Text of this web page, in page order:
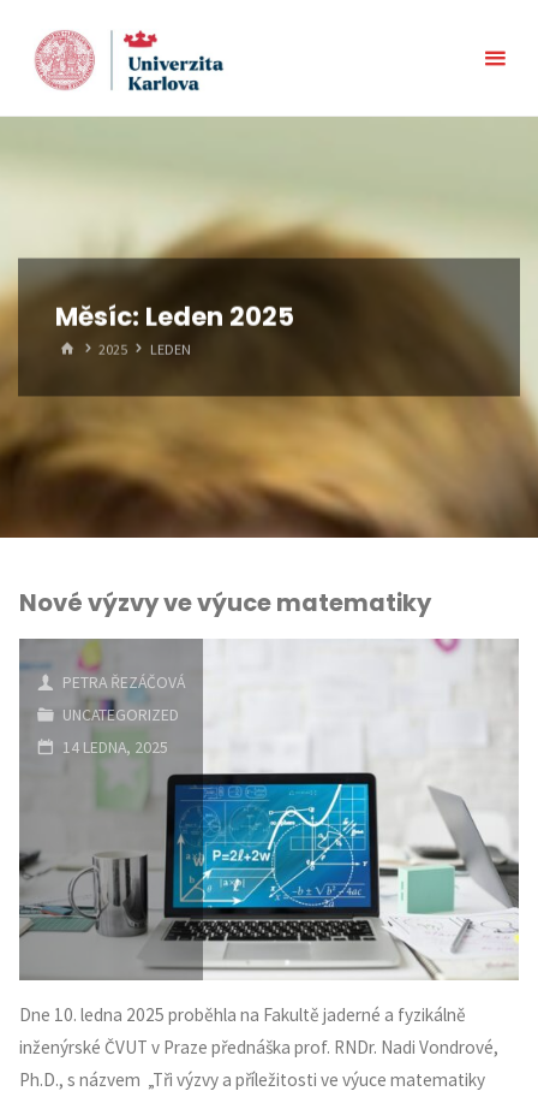
content
Měsíc: Leden 2025
HOME
2025 LEDEN
Nové výzvy ve výuce matematiky
PETRA ŘEZÁČOVÁ
UNCATEGORIZED
14 LEDNA, 2025
Dne 10. ledna 2025 proběhla na Fakultě jaderné a fyzikálně
inženýrské ČVUT v Praze přednáška prof. RNDr. Nadi Vondrové,
Ph.D., s názvem „Tři výzvy a příležitosti ve výuce matematiky